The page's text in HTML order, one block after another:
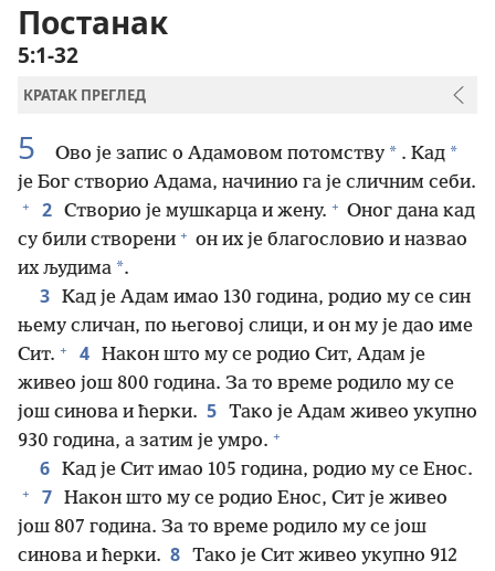
Постанак
5:1-32
КРАТАК ПРЕГЛЕД
5 Ово је запис о Адамовом потомству * . Кад *
је Бог створио Адама, начинио га је сличним себи.
+ 2 Створио је мушкарца и жену. + Оног дана кад
су били створени + он их је благословио и назвао
их људима *.
3 Кад је Адам имао 130 година, родио му се син
њему сличан, по његовој слици, и он му је дао име
Сит. + 4 Након што му се родио Сит, Адам је
живео још 800 година. За то време родило му се
још синова и ћерки. 5 Тако је Адам живео укупно
930 година, а затим је умро. +
6 Кад је Сит имао 105 година, родио му се Енос.
+ 7 Након што му се родио Енос, Сит је живео
још 807 година. За то време родило му се још
синова и ћерки. 8 Тако је Сит живео укупно 912